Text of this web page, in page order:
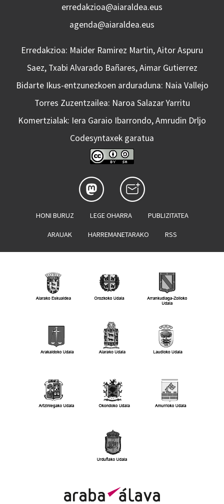
erredakzioa@aiaraldea.eus
agenda@aiaraldea.eus
Erredakzioa: Maider Ramirez Martin, Aitor Aspuru
Saez, Txabi Alvarado Bañares, Aimar Gutierrez
Bidarte Ikus-entzunezkoen arduraduna: Naia Vallejo
Torres Zuzentzailea: Naroa Salazar Yarritu
Komertzialak: Iera Garaio Ibarrondo, Amrudin Drljo
Codesyntaxek garatua
HONI BURUZ LEGE OHARRA PUBLIZITATEA
ARAUAK HARREMANETARAKO RSS